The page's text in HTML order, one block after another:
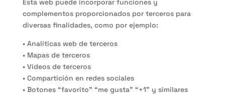
Esta web puede incorporar funciones y
complementos proporcionados por terceros para
diversas finalidades, como por ejemplo:
• Analíticas web de terceros
• Mapas de terceros
• Vídeos de terceros
• Compartición en redes sociales
• Botones “favorito” “me gusta” “+1” y similares